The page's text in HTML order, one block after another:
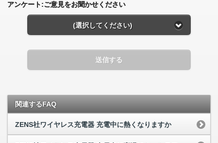
アンケート:ご意見をお聞かせください
(選択してください)
送信する
関連するFAQ
ZENS社ワイヤレス充電器 充電中に熱くなりますか